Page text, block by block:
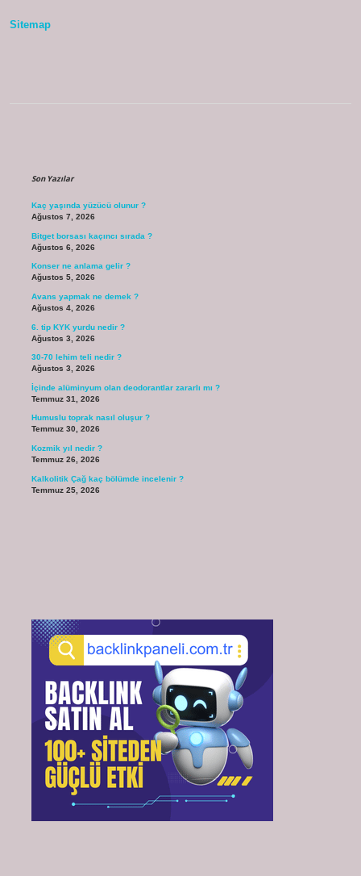
Sitemap
Son Yazılar
Kaç yaşında yüzücü olunur ?
Ağustos 7, 2026
Bitget borsası kaçıncı sırada ?
Ağustos 6, 2026
Konser ne anlama gelir ?
Ağustos 5, 2026
Avans yapmak ne demek ?
Ağustos 4, 2026
6. tip KYK yurdu nedir ?
Ağustos 3, 2026
30-70 lehim teli nedir ?
Ağustos 3, 2026
İçinde alüminyum olan deodorantlar zararlı mı ?
Temmuz 31, 2026
Humuslu toprak nasıl oluşur ?
Temmuz 30, 2026
Kozmik yıl nedir ?
Temmuz 26, 2026
Kalkolitik Çağ kaç bölümde incelenir ?
Temmuz 25, 2026